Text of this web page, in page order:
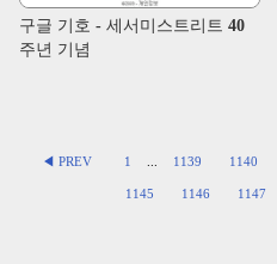
구글 기호 - 세서미스트리트 40
주년 기념
◀ PREV 1 1139 1140
1145 1146 1147